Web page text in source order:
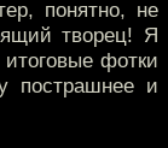
понятно, не
творец! Я
фотки
пострашнее и